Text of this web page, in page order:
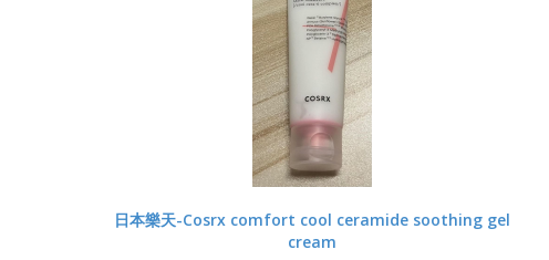
日本樂天-Cosrx comfort cool ceramide soothing gel
cream